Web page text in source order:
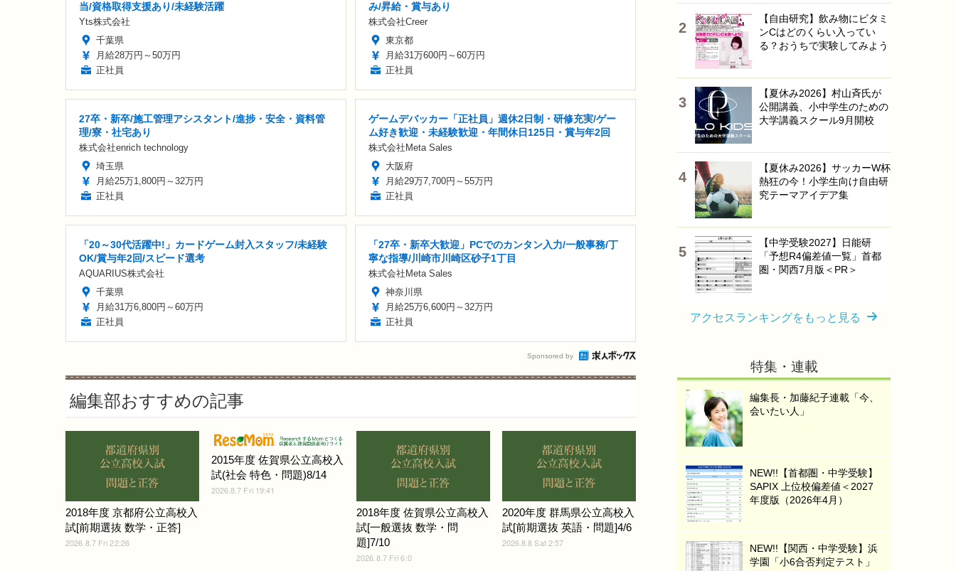
当/資格取得支援あり/未経験活躍
Yts株式会社
千葉県
月給28万円～50万円
正社員
み/昇給・賞与あり
株式会社Creer
東京都
月給31万600円～60万円
正社員
27卒・新卒/施工管理アシスタント/進捗・安全・資料管
理/寮・社宅あり
株式会社enrich technology
埼玉県
月給25万1,800円～32万円
正社員
ゲームデバッカー「正社員」週休2日制・研修充実/ゲー
ム好き歓迎・未経験歓迎・年間休日125日・賞与年2回
株式会社Meta Sales
大阪府
月給29万7,700円～55万円
正社員
「20～30代活躍中!」カードゲーム封入スタッフ/未経験
OK/賞与年2回/スピード選考
AQUARIUS株式会社
千葉県
月給31万6,800円～60万円
正社員
「27卒・新卒大歓迎」PCでのカンタン入力/一般事務/丁
寧な指導/川崎市川崎区砂子1丁目
株式会社Meta Sales
神奈川県
月給25万6,600円～32万円
正社員
Sponsored by
編集部おすすめの記事
2018年度 京都府公立高校入
試[前期選抜 数学・正答]
2026.8.7 Fri 22:26
2015年度 佐賀県公立高校入
試(社会 特色・問題)8/14
2026.8.7 Fri 19:41
2018年度 佐賀県公立高校入
試[一般選抜 数学・問
題]7/10
2026.8.7 Fri 6:0
2020年度 群馬県公立高校入
試[前期選抜 英語・問題]4/6
2026.8.8 Sat 2:57
【自由研究】飲み物にビタミ
ンCはどのくらい入ってい
る？おうちで実験してみよう
【夏休み2026】村山斉氏が
公開講義、小中学生のための
大学講義スクール9月開校
【夏休み2026】サッカーW杯
熱狂の今！小学生向け自由研
究テーマアイデア集
【中学受験2027】日能研
「予想R4偏差値一覧」首都
圏・関西7月版＜PR＞
アクセスランキングをもっと見る
特集・連載
編集長・加藤紀子連載「今、
会いたい人」
NEW!!【首都圏・中学受験】
SAPIX 上位校偏差値＜2027
年度版（2026年4月）
NEW!!【関西・中学受験】浜
学園「小6合否判定テスト」